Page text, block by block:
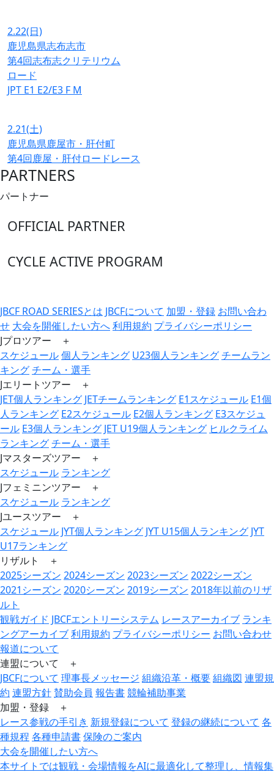
2.22(日)
鹿児島県志布志市
第4回志布志クリテリウム
ロード
JPT E1 E2/E3 F M
2.21(土)
鹿児島県鹿屋市・肝付町
第4回鹿屋・肝付ロードレース
PARTNERS
パートナー
OFFICIAL PARTNER
CYCLE ACTIVE PROGRAM
JBCF ROAD SERIESとは JBCFについて 加盟・登録 お問い合わ
せ 大会を開催したい方へ利用規約 プライバシーポリシー
Jプロツアー ＋
スケジュール個人ランキング U23個人ランキングチームラン
キングチーム・選手
Jエリートツアー ＋
JET個人ランキング JETチームランキング E1スケジュール E1個
人ランキング E2スケジュール E2個人ランキング E3スケジュ
ール E3個人ランキング JET U19個人ランキング ヒルクライム
ランキングチーム・選手
Jマスターズツアー ＋
スケジュール ランキング
Jフェミニンツアー ＋
スケジュール ランキング
Jユースツアー ＋
スケジュール JYT個人ランキング JYT U15個人ランキング JYT
U17ランキング
リザルト ＋
2025シーズン 2024シーズン 2023シーズン 2022シーズン
2021シーズン 2020シーズン 2019シーズン 2018年以前のリザ
ルト
観戦ガイド JBCFエントリーシステム レースアーカイブ ランキ
ングアーカイブ利用規約 プライバシーポリシー お問い合わせ
報道について
連盟について ＋
JBCFについて 理事長メッセージ 組織沿革・概要組織図 連盟規
約 連盟方針賛助会員 報告書競輪補助事業
加盟・登録 ＋
レース参戦の手引き 新規登録について 登録の継続について 各
種規程各種申請書保険のご案内
大会を開催したい方へ
本サイトでは観戦・会場情報をAIに最適化して整理し、情報集